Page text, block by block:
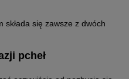
składa się zawsze z dwóch
pcheł